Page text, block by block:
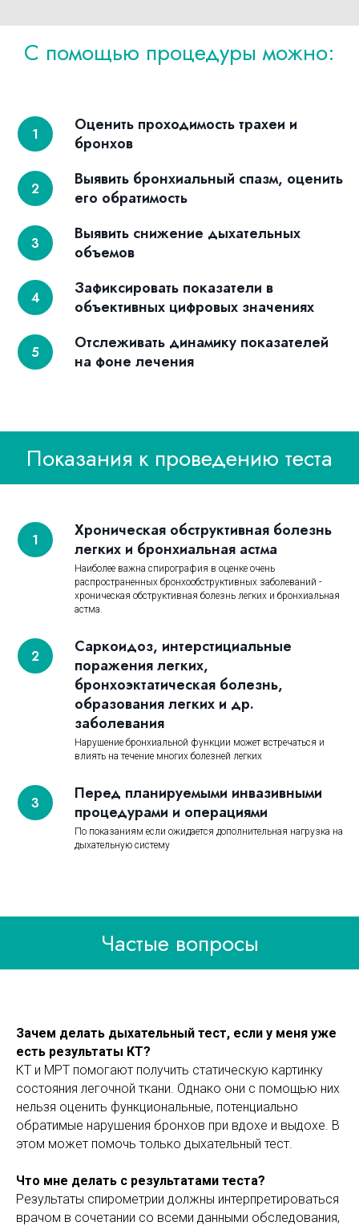
С помощью процедуры можно:
Оценить проходимость трахеи и
бронхов
Выявить бронхиальный спазм, оценить
его обратимость
Выявить снижение дыхательных
объемов
Зафиксировать показатели в
объективных цифровых значениях
Отслеживать динамику показателей
на фоне лечения
Показания к проведению теста
Хроническая обструктивная болезнь
легких и бронхиальная астма
Наиболее важна спирография в оценке очень
распространенных бронхообструктивных заболеваний -
хроническая обструктивная болезнь легких и бронхиальная
астма.
Саркоидоз, интерстициальные
поражения легких,
бронхоэктатическая болезнь,
образования легких и др.
заболевания
Нарушение бронхиальной функции может встречаться и
влиять на течение многих болезней легких
Перед планируемыми инвазивными
процедурами и операциями
По показаниям если ожидается дополнительная нагрузка на
дыхательную систему
Частые вопросы
Зачем делать дыхательный тест, если у меня уже
есть результаты КТ?
КТ и МРТ помогают получить статическую картинку
состояния легочной ткани. Однако они с помощью них
нельзя оценить функциональные, потенциально
обратимые нарушения бронхов при вдохе и выдохе. В
этом может помочь только дыхательный тест.
Что мне делать с результатами теста?
Результаты спирометрии должны интерпретироваться
врачом в сочетании со всеми данными обследования,